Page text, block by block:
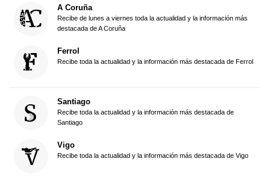
A Coruña
Recibe de lunes a viernes toda la actualidad y la información más
destacada de A Coruña
Ferrol
Recibe toda la actualidad y la información más destacada de Ferrol
Santiago
Recibe toda la actualidad y la información más destacada de
Santiago
Vigo
Recibe toda la actualidad y la información más destacada de Vigo